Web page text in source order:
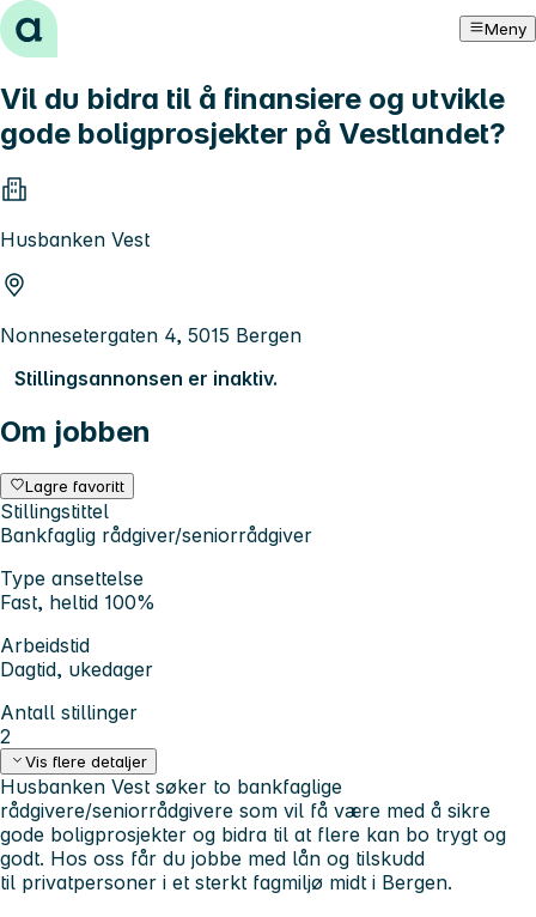
Hopp til innhold Meny
Vil du bidra til å finansiere og utvikle
gode boligprosjekter på Vestlandet?
Husbanken Vest
Nonnesetergaten 4, 5015 Bergen
Stillingsannonsen er inaktiv.
Om jobben
Lagre favoritt
Stillingstittel
Bankfaglig rådgiver/seniorrådgiver
Type ansettelse
Fast, heltid 100%
Arbeidstid
Dagtid, ukedager
Antall stillinger
2
Vis flere detaljer
Husbanken Vest søker to bankfaglige
rådgivere/seniorrådgivere som vil få være med å sikre
gode boligprosjekter og bidra til at flere kan bo trygt og
godt. Hos oss får du jobbe med lån og tilskudd
til privatpersoner i et sterkt fagmiljø midt i Bergen.